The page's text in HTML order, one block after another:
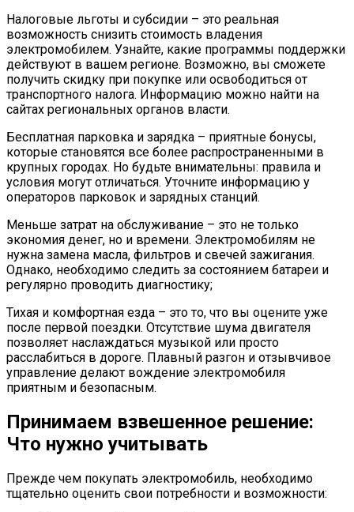
Налоговые льготы и субсидии – это реальная
возможность снизить стоимость владения
электромобилем. Узнайте, какие программы поддержки
действуют в вашем регионе. Возможно, вы сможете
получить скидку при покупке или освободиться от
транспортного налога. Информацию можно найти на
сайтах региональных органов власти.
Бесплатная парковка и зарядка – приятные бонусы,
которые становятся все более распространенными в
крупных городах. Но будьте внимательны: правила и
условия могут отличаться. Уточните информацию у
операторов парковок и зарядных станций.
Меньше затрат на обслуживание – это не только
экономия денег, но и времени. Электромобилям не
нужна замена масла, фильтров и свечей зажигания.
Однако, необходимо следить за состоянием батареи и
регулярно проводить диагностику;
Тихая и комфортная езда – это то, что вы оцените уже
после первой поездки. Отсутствие шума двигателя
позволяет наслаждаться музыкой или просто
расслабиться в дороге. Плавный разгон и отзывчивое
управление делают вождение электромобиля
приятным и безопасным.
Принимаем взвешенное решение:
Что нужно учитывать
Прежде чем покупать электромобиль, необходимо
тщательно оценить свои потребности и возможности: